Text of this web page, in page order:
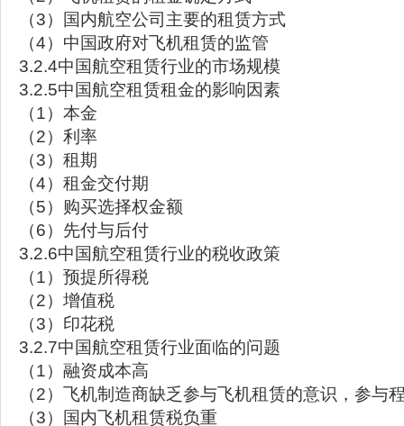
（3）国内航空公司主要的租赁方式
（4）中国政府对飞机租赁的监管
3.2.4中国航空租赁行业的市场规模
3.2.5中国航空租赁租金的影响因素
（1）本金
（2）利率
（3）租期
（4）租金交付期
（5）购买选择权金额
（6）先付与后付
3.2.6中国航空租赁行业的税收政策
（1）预提所得税
（2）增值税
（3）印花税
3.2.7中国航空租赁行业面临的问题
（1）融资成本高
（2）飞机制造商缺乏参与飞机租赁的意识，参与
（3）国内飞机租赁税负重